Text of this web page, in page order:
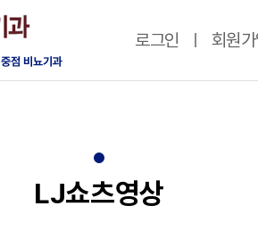
로그인 회원
LJ쇼츠영상